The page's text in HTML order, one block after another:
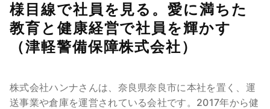
様目線で社員を見る。愛に満ちた
教育と健康経営で社員を輝かす
（津軽警備保障株式会社）
株式会社ハンナさんは、奈良県奈良市に本社を置く、運
送事業や倉庫を運営されている会社です。2017年から健